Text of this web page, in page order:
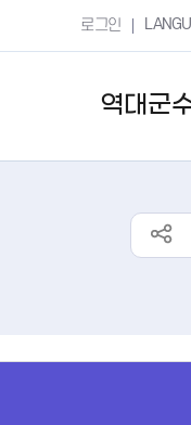
로그인
역대군